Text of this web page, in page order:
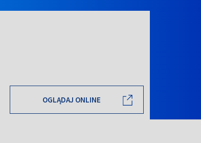
OGLĄDAJ ONLINE